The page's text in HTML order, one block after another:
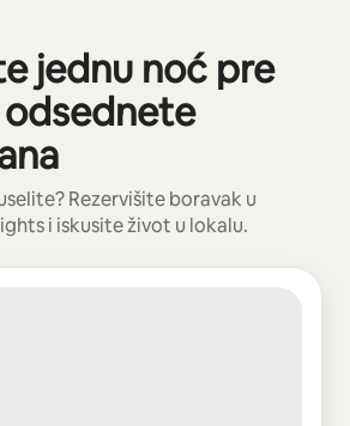
jednu noć pre
Rezervišite boravak u
i iskusite život u lokalu.
0